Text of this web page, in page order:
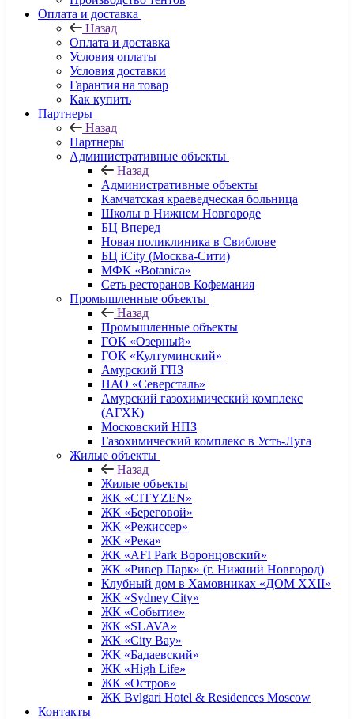
Оплата и доставка
Назад
Оплата и доставка
Условия оплаты
Условия доставки
Гарантия на товар
Как купить
Партнеры
Назад
Партнеры
Административные объекты
Назад
Административные объекты
Камчатская краеведческая больница
Школы в Нижнем Новгороде
БЦ Вперед
Новая поликлиника в Свиблове
БЦ iCity (Москва-Сити)
МФК «Botanica»
Сеть ресторанов Кофемания
Промышленные объекты
Назад
Промышленные объекты
ГОК «Озерный»
ГОК «Култуминский»
Амурский ГПЗ
ПАО «Северсталь»
Амурский газохимический комплекс
(АГХК)
Московский НПЗ
Газохимический комплекс в Усть-Луга
Жилые объекты
Назад
Жилые объекты
ЖК «CITYZEN»
ЖК «Береговой»
ЖК «Режиссер»
ЖК «Река»
ЖК «AFI Park Воронцовский»
ЖК «Ривер Парк» (г. Нижний Новгород)
Клубный дом в Хамовниках «ДОМ XXII»
ЖК «Sydney City»
ЖК «Событие»
ЖК «SLAVA»
ЖК «City Bay»
ЖК «Бадаевский»
ЖК «High Life»
ЖК «Остров»
ЖК Bvlgari Hotel & Residences Moscow
Контакты